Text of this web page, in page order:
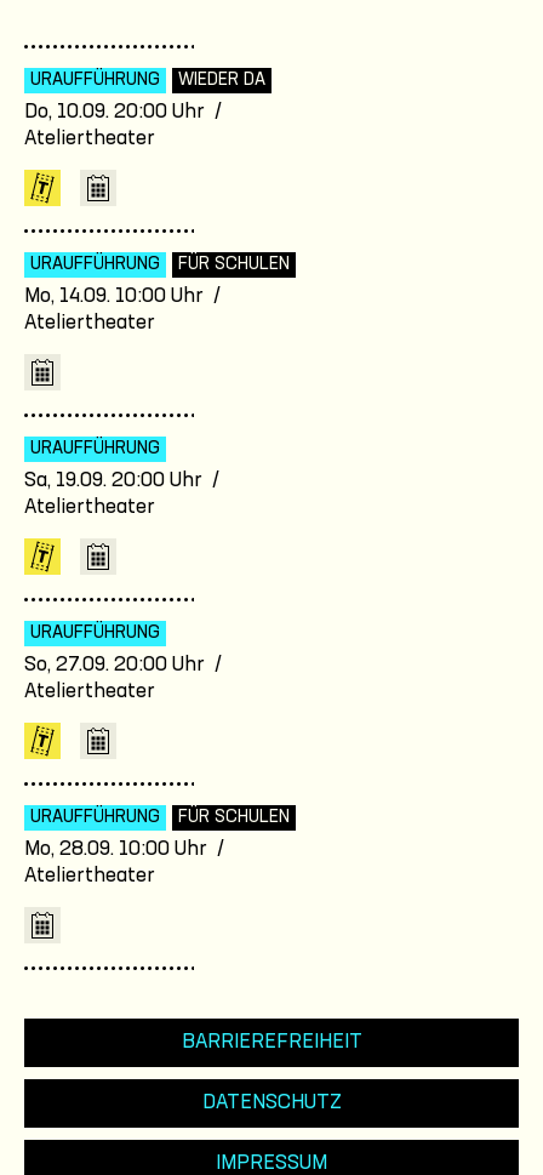
URAUFFÜHRUNG WIEDER DA
Do, 10.09. 20:00 Uhr /
Ateliertheater
URAUFFÜHRUNG FÜR SCHULEN
Mo, 14.09. 10:00 Uhr /
Ateliertheater
URAUFFÜHRUNG
Sa, 19.09. 20:00 Uhr /
Ateliertheater
URAUFFÜHRUNG
So, 27.09. 20:00 Uhr /
Ateliertheater
URAUFFÜHRUNG FÜR SCHULEN
Mo, 28.09. 10:00 Uhr /
Ateliertheater
BARRIEREFREIHEIT
DATENSCHUTZ
IMPRESSUM